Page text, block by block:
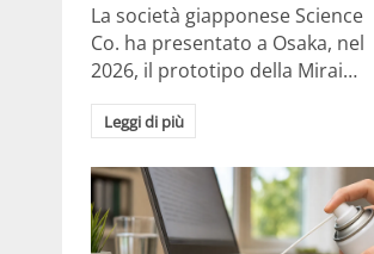
La società giapponese Science
Co. ha presentato a Osaka, nel
2026, il prototipo della Mirai…
Leggi di più